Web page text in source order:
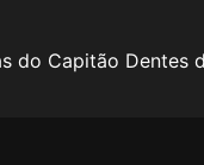
do Capitão Dentes